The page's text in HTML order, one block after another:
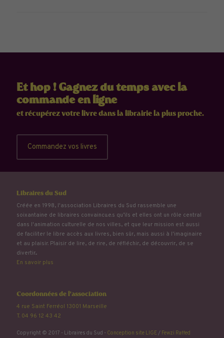
Et hop ! Gagnez du temps avec la
commande en ligne
et récupérez votre livre dans la librairie la plus proche.
Commandez vos livres
Libraires du Sud
Créée en 1998, l'association Libraires du Sud rassemble une
soixantaine de libraires convaincu.e.s qu’ils et elles ont un rôle central
dans l'animation culturelle de nos villes, et que leur mission est aussi
de faciliter le libre accès aux livres, bien sûr, mais aussi à l'imaginaire
et au plaisir. Plaisir de lire, de rire, de réfléchir, de découvrir, de se
divertir...
En savoir plus
Coordonnées de l'association
4 rue Saint Ferréol 13001 Marseille
T. 04 96 12 43 42
Copyright © 2017 - Libraires du Sud - Conception site LIGE/ Fewzi Raffed